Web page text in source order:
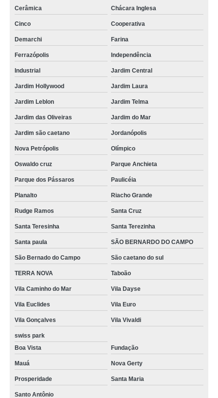
Cerâmica Chácara Inglesa
Cinco Cooperativa
Demarchi Farina
Ferrazópolis Independência
Industrial Jardim Central
Jardim Hollywood Jardim Laura
Jardim Leblon Jardim Telma
Jardim das Oliveiras Jardim do Mar
Jardim são caetano Jordanópolis
Nova Petrópolis Olímpico
Oswaldo cruz Parque Anchieta
Parque dos Pássaros Paulicéia
Planalto Riacho Grande
Rudge Ramos Santa Cruz
Santa Teresinha Santa Terezinha
Santa paula SÃO BERNARDO DO CAMPO
São Bernado do Campo São caetano do sul
TERRA NOVA Taboão
Vila Caminho do Mar Vila Dayse
Vila Euclides Vila Euro
Vila Gonçalves Vila Vivaldi
swiss park
Boa Vista
Fundação
Mauá Nova Gerty
Prosperidade Santa Maria
Santo Antônio